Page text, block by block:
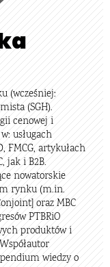
(wcześniej:
(SGH).
cenowej i
usługach
FMCG, artykułach
jak i B2B.
nowatorskie
rynku (m.in.
oraz MBC
PTBRiO
produktów i
wiedzy o